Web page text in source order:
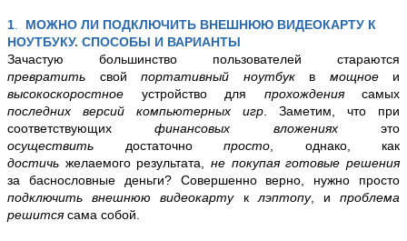
1
МОЖНО ЛИ ПОДКЛЮЧИТЬ ВНЕШНЮЮ ВИДЕОКАРТУ К
НОУТБУКУ. СПОСОБЫ И ВАРИАНТЫ
Зачастую большинство пользователей стараются
превратить свой портативный ноутбукв мощное и
высокоскоростное устройство для прохождения самых
последних версий компьютерных игр . Заметим, что при
соответствующихфинансовых вложенияхэто
осуществить достаточно просто , однако, как
достичь желаемого результата,не покупая готовые решения
за баснословные деньги? Совершенно верно, нужно просто
подключить внешнюю видеокартук лэптопу, ипроблема
решитсясама собой.